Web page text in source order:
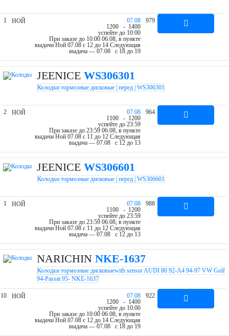
1 НОЙ
07.08
1200 - 1400
успейте до 10:00
При заказе до 10:00 06.08, в пункте
выдачи Ной 07.08 c 12 до 14 Следующая
выдача — 07.08 c 18 до 19
979
JEENICE WS306301
Колодки тормозные дисковые | перед | WS306301
2 НОЙ
07.08
1100 - 1200
успейте до 23:59
При заказе до 23:59 06.08, в пункте
выдачи Ной 07.08 c 11 до 12 Следующая
выдача — 07.08 c 12 до 13
964
JEENICE WS306601
Колодки тормозные дисковые | перед | WS306601
1 НОЙ
07.08
1100 - 1200
успейте до 23:59
При заказе до 23:59 06.08, в пункте
выдачи Ной 07.08 c 11 до 12 Следующая
выдача — 07.08 c 12 до 13
988
NARICHIN NKE-1637
Колодки тормозные дисковыеwith sensor AUDI 80 92-A4 94-97 VW Golf
94-Passat 95- NKE-1637
10 НОЙ
07.08
1200 - 1400
успейте до 10:00
При заказе до 10:00 06.08, в пункте
выдачи Ной 07.08 c 12 до 14 Следующая
выдача — 07.08 c 18 до 19
922